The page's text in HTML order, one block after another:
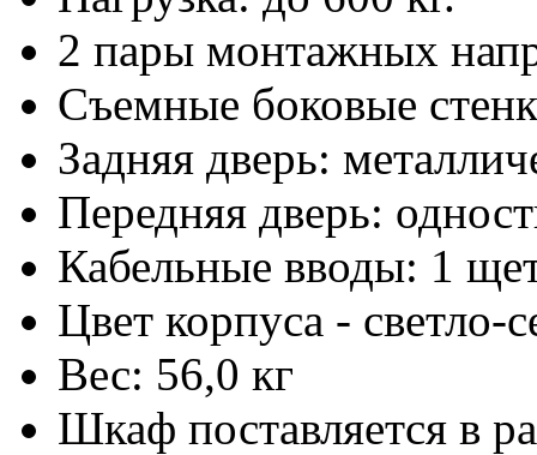
2 пары монтажных
Съемные боковые
Задняя дверь:
Передняя дверь:
Кабельные вводы: 1
Цвет корпуса -
Вес: 56,0 кг
Шкаф поставляется в